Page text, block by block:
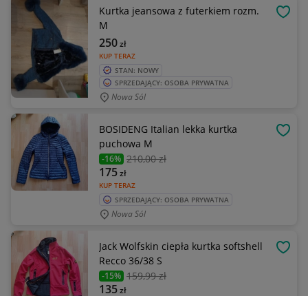
Kurtka jeansowa z futerkiem rozm.
M
KUP TERAZ
250zł
STAN: NOWY
SPRZEDAJĄCY: OSOBA PRYWATNA
Nowa Sól
BOSIDENG Italian lekka kurtka
puchowa M
-16% 210,00 zł
KUP TERAZ
175zł
SPRZEDAJĄCY: OSOBA PRYWATNA
Nowa Sól
Jack Wolfskin ciepła kurtka softshell
Recco 36/38 S
-15% 159,99 zł
135zł